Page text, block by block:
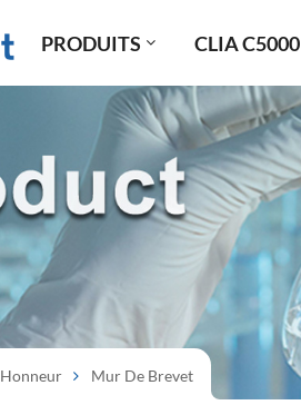
PRODUITS CLIA C5000
Honneur Mur De Brevet